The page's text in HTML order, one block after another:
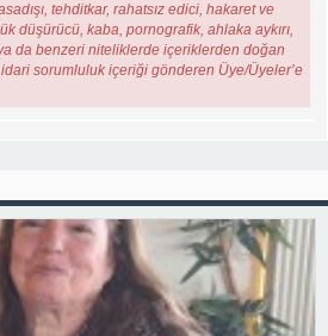
tehditkar, rahatsız edici, hakaret ve
düşürücü, kaba, pornografik, ahlaka aykırı,
da benzeri niteliklerde içeriklerden doğan
sorumluluk içeriği gönderen Üye/Üyeler’e